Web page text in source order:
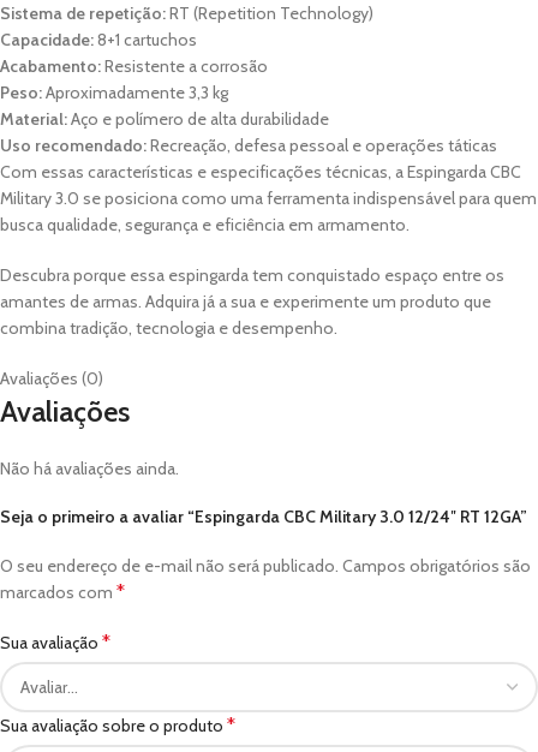
Sistema de repetição:RT (Repetition Technology)
Capacidade:8+1 cartuchos
Acabamento:Resistente a corrosão
Peso:Aproximadamente 3,3 kg
Material:Aço e polímero de alta durabilidade
Uso recomendado:Recreação, defesa pessoal e operações táticas
Com essas características e especificações técnicas, a Espingarda CBC
Military 3.0 se posiciona como uma ferramenta indispensável para quem
busca qualidade, segurança e eficiência em armamento.
Descubra porque essa espingarda tem conquistado espaço entre os
amantes de armas. Adquira já a sua e experimente um produto que
combina tradição, tecnologia e desempenho.
Avaliações (0)
Avaliações
Não há avaliações ainda.
Seja o primeiro a avaliar “Espingarda CBC Military 3.0 12/24″ RT 12GA”
O seu endereço de e-mail não será publicado. Campos obrigatórios são
marcados com *
Sua avaliação *
Sua avaliação sobre o produto *